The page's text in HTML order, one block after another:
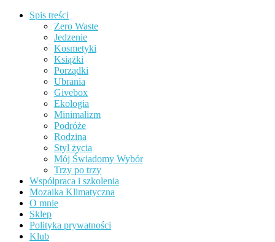
Spis treści
Zero Waste
Jedzenie
Kosmetyki
Książki
Porządki
Ubrania
Givebox
Ekologia
Minimalizm
Podróże
Rodzina
Styl życia
Mój Świadomy Wybór
Trzy po trzy
Współpraca i szkolenia
Mozaika Klimatyczna
O mnie
Sklep
Polityka prywatności
Klub